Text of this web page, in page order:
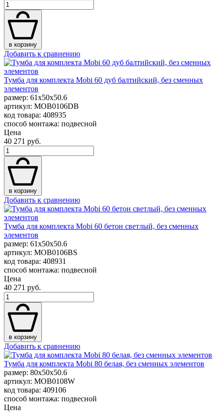
в корзину
Добавить к сравнению
Тумба для комплекта Mobi 60 дуб балтийский, без сменных
элементов
размер: 61x50x50.6
артикул: MOB0106DB
код товара: 408935
способ монтажа: подвесной
Цена
40 271 руб.
в корзину
Добавить к сравнению
Тумба для комплекта Mobi 60 бетон светлый, без сменных
элементов
размер: 61x50x50.6
артикул: MOB0106BS
код товара: 408931
способ монтажа: подвесной
Цена
40 271 руб.
в корзину
Добавить к сравнению
Тумба для комплекта Mobi 80 белая, без сменных элементов
размер: 80x50x50.6
артикул: MOB0108W
код товара: 409106
способ монтажа: подвесной
Цена